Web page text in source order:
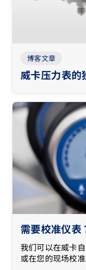
博客文章
威卡压力表的
需要校准仪表
我们可以在威卡
或在您的现场校